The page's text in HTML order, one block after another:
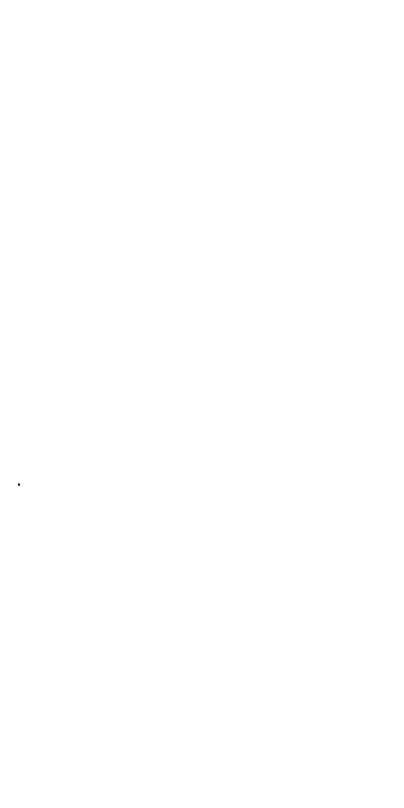
Ti può interessare anche